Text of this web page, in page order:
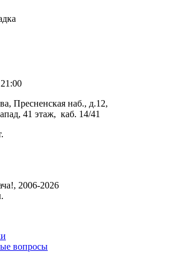
Пресненская наб., д.12,
41 этаж, каб. 14/41
2006-2026
вопросы